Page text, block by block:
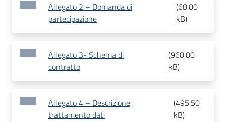
Allegato 2 – Domanda di
partecipazione
(68.00
kB)
Allegato 3- Schema di
contratto
(960.00
kB)
Allegato 4 – Descrizione
trattamento dati
(495.50
kB)